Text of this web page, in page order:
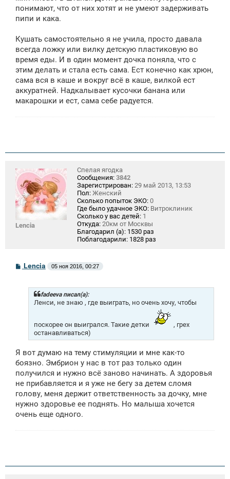
понимают, что от них хотят и не умеют задерживать
пипи и кака.
Кушать самостоятельно я не учила, просто давала
всегда ложку или вилку детскую пластиковую во
время еды. И в один момент дочка поняла, что с
этим делать и стала есть сама. Ест конечно как хрюн,
сама вся в каше и вокруг всё в каше, вилкой ест
аккуратней. Надкалывает кусочки банана или
макарошки и ест, сама себе радуется.
Lencia
Спелая ягодка
Сообщения: 3842
Зарегистрирован: 29 май 2013, 13:53
Пол: Женский
Сколько попыток ЭКО: 0
Где было удачное ЭКО: Витроклиник
Сколько у вас детей: 1
Откуда: 20км от Москвы
Благодарил (а): 1530 раз
Поблагодарили: 1828 раз
СLencia 05 ноя 2016, 00:27
fadeeva писал(а):
Ленси, не знаю , где выиграть, но очень хочу, чтобы
поскорее он выигрался. Такие детки
, грех
останавливаться)
Я вот думаю на тему стимуляции и мне как-то
боязно. Эмбрион у нас в тот раз только один
получился и нужно всё заново начинать. А здоровья
не прибавляется и я уже не бегу за детем сломя
голову, меня держит ответственность за дочку, мне
нужно здоровье ее поднять. Но малыша хочется
очень еще одного.